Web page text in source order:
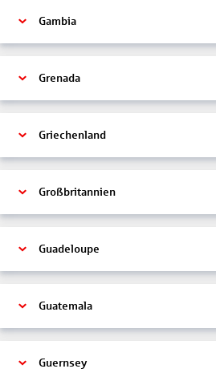
Gambia
Grenada
Griechenland
Großbritannien
Guadeloupe
Guatemala
Guernsey